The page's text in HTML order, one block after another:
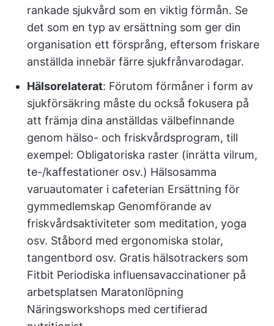
rankade sjukvård som en viktig förmån. Se
det som en typ av ersättning som ger din
organisation ett försprång, eftersom friskare
anställda innebär färre sjukfrånvarodagar.
Hälsorelaterat: Förutom förmåner i form av
sjukförsäkring måste du också fokusera på
att främja dina anställdas välbefinnande
genom hälso- och friskvårdsprogram, till
exempel: Obligatoriska raster (inrätta vilrum,
te-/kaffestationer osv.) Hälsosamma
varuautomater i cafeterian Ersättning för
gymmedlemskap Genomförande av
friskvårdsaktiviteter som meditation, yoga
osv. Ståbord med ergonomiska stolar,
tangentbord osv. Gratis hälsotrackers som
Fitbit Periodiska influensavaccinationer på
arbetsplatsen Maratonlöpning
Näringsworkshops med certifierad